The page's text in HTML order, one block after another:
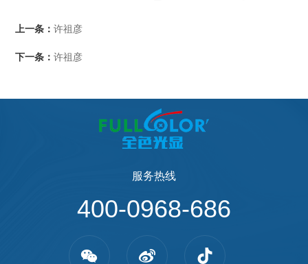
上一条：许祖彦
下一条：许祖彦
服务热线
400-0968-686